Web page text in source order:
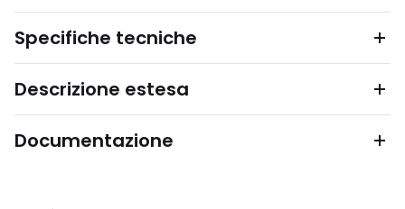
Specifiche tecniche
Descrizione estesa
Documentazione